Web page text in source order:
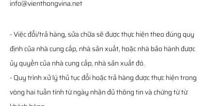
info@vienthongvina.net
- Việc đổi/trả hàng, sửa chữa sẽ được thực hiện theo đúng quy
định của nhà cung cấp, nhà sản xuất, hoặc nhà bảo hành được
ủy quyền của nhà cung cấp, nhà sản xuất đó.
- Quy trình xử lý thủ tục đổi hoặc trả hàng được thực hiện trong
vòng hai tuần tính từ ngày nhận đủ thông tin và chứng từ từ